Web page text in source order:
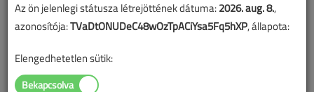
Az ön jelenlegi státusza létrejöttének dátuma:2026. aug. 8.,
azonosítója:TVaDtONUDeC48wOzTpACiYsa5Fq5hXP, állapota:
Elengedhetetlen sütik: